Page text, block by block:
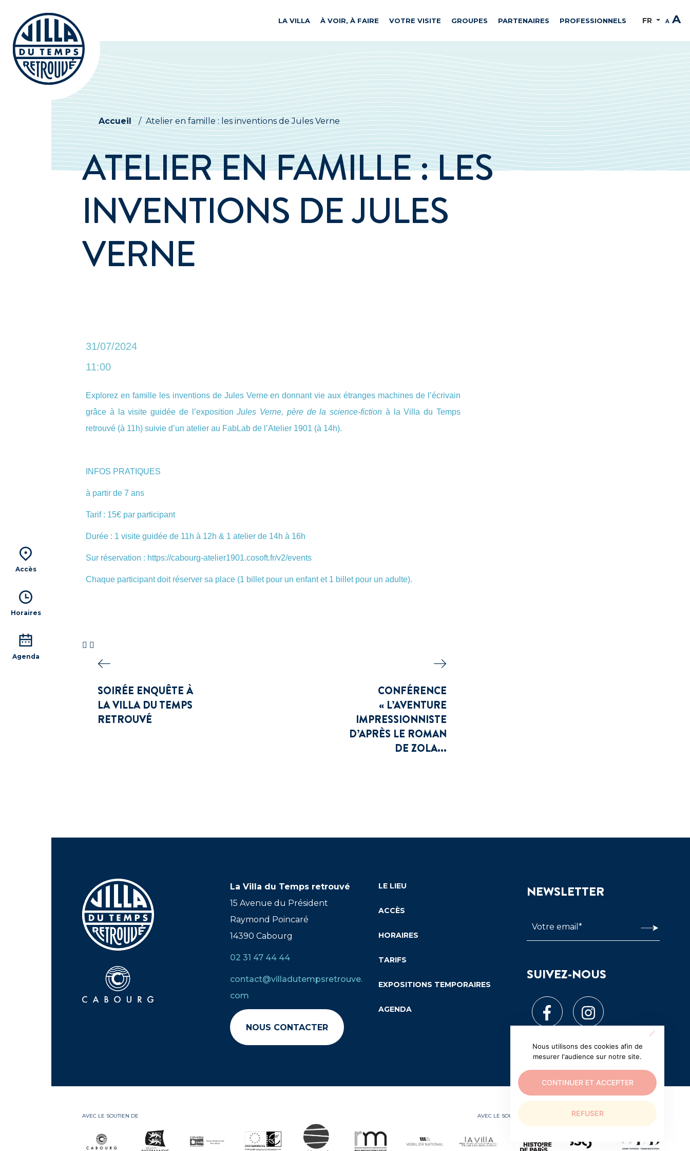
LA VILLA À VOIR, À FAIRE VOTRE VISITE GROUPES PARTENAIRES PROFESSIONNELS FR A A
Accueil / Atelier en famille : les inventions de Jules Verne
ATELIER EN FAMILLE : LES
INVENTIONS DE JULES
VERNE
31/07/2024
11:00
Explorez en famille les inventions de Jules Verne en donnant vie aux étranges machines de l’écrivain
grâce à la visite guidée de l’expositionJules Verne, père de la science-fiction à la Villa du Temps
retrouvé (à 11h) suivie d’un atelier au FabLab de l’Atelier 1901 (à 14h).
INFOS PRATIQUES
à partir de 7 ans
Tarif : 15€ par participant
Durée : 1 visite guidée de 11h à 12h & 1 atelier de 14h à 16h
Sur réservation : https://cabourg-atelier1901.cosoft.fr/v2/events
Chaque participant doit réserver sa place (1 billet pour un enfant et 1 billet pour un adulte).
SOIRÉE ENQUÊTE À
LA VILLA DU TEMPS
RETROUVÉ
CONFÉRENCE
« L’AVENTURE
IMPRESSIONNISTE
D’APRÈS LE ROMAN
DE ZOLA...
La Villa du Temps retrouvé
15 Avenue du Président
Raymond Poincaré
14390 Cabourg
02 31 47 44 44
contact@villadutempsretrouve.
com
NOUS CONTACTER
LE LIEU
ACCÈS
HORAIRES
TARIFS
EXPOSITIONS TEMPORAIRES
AGENDA
NEWSLETTER
SUIVEZ-NOUS
AVEC LE SOUTIEN DE AVEC LE SOUTIEN EXCEPTIONNEL DE
Accès
Horaires
Agenda
Nous utilisons des cookies afin de
mesurer l'audience sur notre site.
CONTINUER ET ACCEPTER
REFUSER